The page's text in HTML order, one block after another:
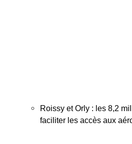
Roissy et Orly : les 8,2
faciliter les accès aux